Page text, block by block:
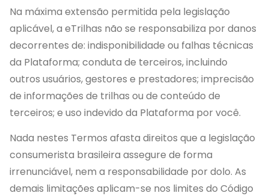
Na máxima extensão permitida pela legislação
aplicável, a eTrilhas não se responsabiliza por danos
decorrentes de: indisponibilidade ou falhas técnicas
da Plataforma; conduta de terceiros, incluindo
outros usuários, gestores e prestadores; imprecisão
de informações de trilhas ou de conteúdo de
terceiros; e uso indevido da Plataforma por você.
Nada nestes Termos afasta direitos que a legislação
consumerista brasileira assegure de forma
irrenunciável, nem a responsabilidade por dolo. As
demais limitações aplicam-se nos limites do Código